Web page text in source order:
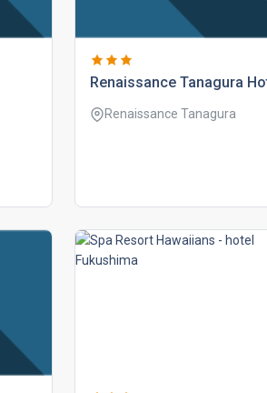
renaissance tanagura
Renaissance Tanagura